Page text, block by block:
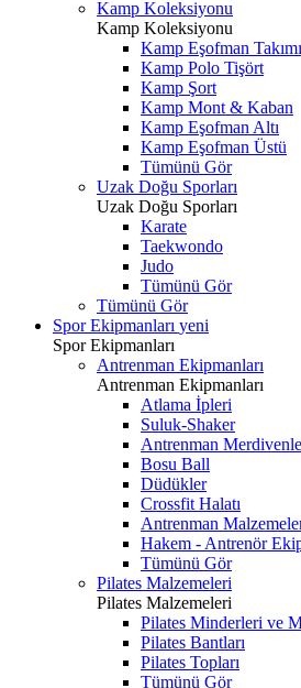
Kamp Koleksiyonu
Kamp Koleksiyonu
Kamp Eşofman Takımı
Kamp Polo Tişört
Kamp Şort
Kamp Mont & Kaban
Kamp Eşofman Altı
Kamp Eşofman Üstü
Tümünü Gör
Uzak Doğu Sporları
Uzak Doğu Sporları
Karate
Taekwondo
Judo
Tümünü Gör
Tümünü Gör
Spor Ekipmanları yeni
Spor Ekipmanları
Antrenman Ekipmanları
Antrenman Ekipmanları
Atlama İpleri
Suluk-Shaker
Antrenman
Bosu Ball
Düdükler
Crossfit Halatı
Antrenman
Hakem - Antrenör
Tümünü Gör
Pilates Malzemeleri
Pilates Malzemeleri
Pilates Minderleri ve
Pilates Bantları
Pilates Topları
Tümünü Gör